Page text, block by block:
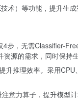
术）等功能，提升生成
4步，无需Classifier-
源的需求，同时保持生
升推理效率。采用
意力算子，提升模型计